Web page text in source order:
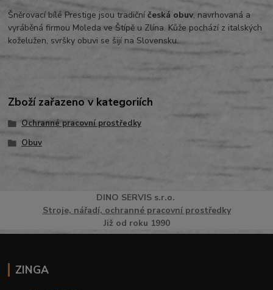
Šněrovací bílé Prestige jsou tradičníčeská obuv, navrhovaná a
vyráběná firmou Moleda ve Štípě u Zlína. Kůže pochází z italských
koželužen, svršky obuvi se šijí na Slovensku.
Zboží zařazeno v kategoriích
Ochranné pracovní prostředky
Obuv
DINO SERVISs.r.o.
Stroje, nářadí, ochranné pracovní prostředky
Již od roku 1990
ZINGA